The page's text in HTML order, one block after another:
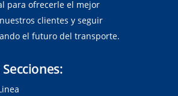
para ofrecerle el mejor
clientes y seguir
el futuro del transporte.